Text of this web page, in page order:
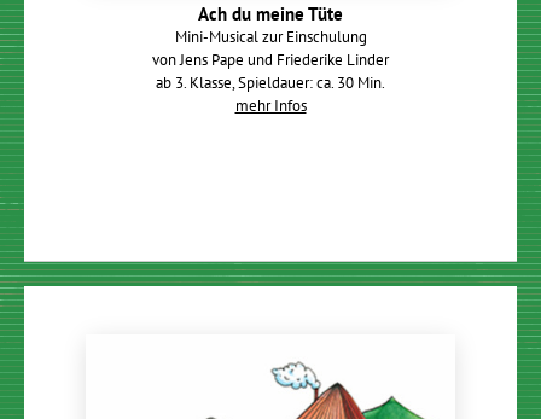
Ach du meine Tüte
Mini-Musical zur Einschulung
von Jens Pape und Friederike Linder
ab 3. Klasse, Spieldauer: ca. 30 Min.
mehr Infos